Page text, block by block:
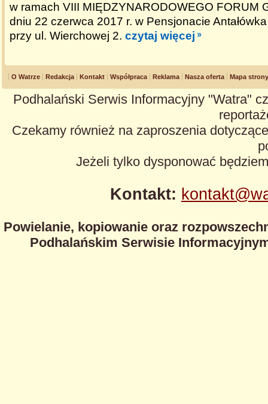
w ramach VIII MIĘDZYNARODOWEGO FORUM
dniu 22 czerwca 2017 r. w Pensjonacie
przy ul. Wierchowej 2. czytaj więcej
O Watrze Redakcja Kontakt Współpraca Reklama Nasza oferta Mapa strony
Podhalański Serwis Informacyjny "Watra"
Czekamy również na zaproszenia
Jeżeli tylko dysponować
Kontakt:
Powielanie, kopiowanie oraz
Podhalańskim Serwisie